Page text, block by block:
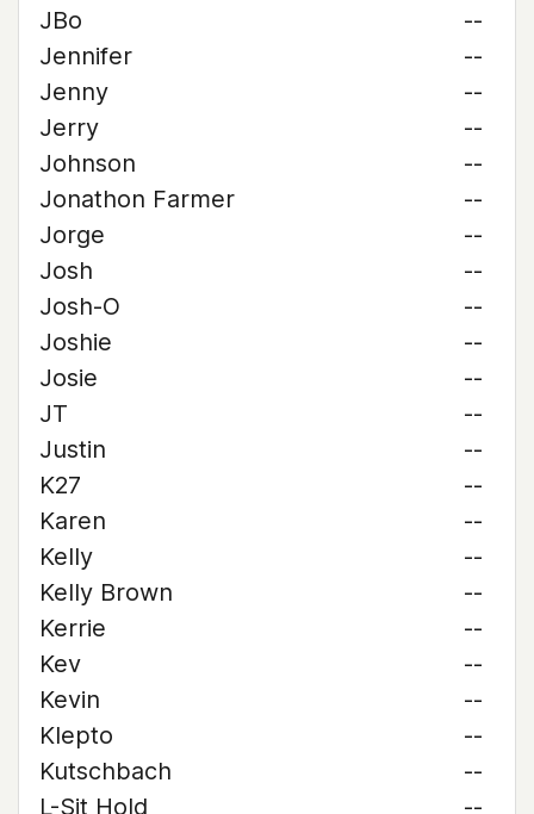
JBo
--
Jennifer
--
Jenny
--
Jerry
--
Johnson
--
Jonathon Farmer
--
Jorge
--
Josh
--
Josh-O
--
Joshie
--
Josie
--
JT
--
Justin
--
K27
--
Karen
--
Kelly
--
Kelly Brown
--
Kerrie
--
Kev
--
Kevin
--
Klepto
--
Kutschbach
--
L-Sit Hold
--